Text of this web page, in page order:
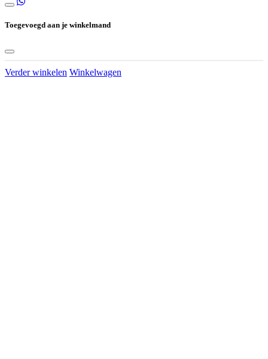
Toegevoegd aan je winkelmand
Verder winkelen Winkelwagen